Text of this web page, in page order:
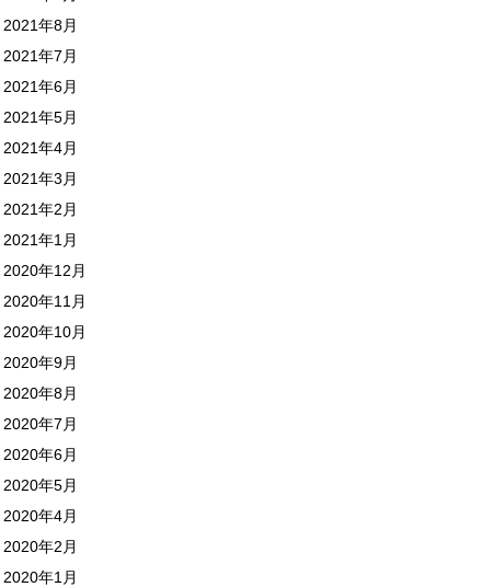
2021年8月
2021年7月
2021年6月
2021年5月
2021年4月
2021年3月
2021年2月
2021年1月
2020年12月
2020年11月
2020年10月
2020年9月
2020年8月
2020年7月
2020年6月
2020年5月
2020年4月
2020年2月
2020年1月